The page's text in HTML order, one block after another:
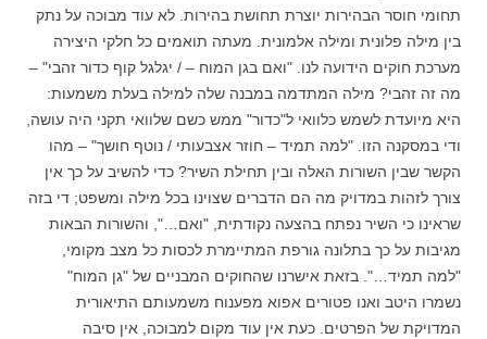
תחומי חוסר הבהירות יוצרת תחושת בהירות. לא עוד מבוכה על נתק
בין מילה פלונית ומילה אלמונית. מעתה תואמים כל חלקי היצירה
מערכת חוקים הידועה לנו. "ואם בגן המוח – / יגלגל קוף כדור זהבי" –
מה זה זהבי? מילה המתדמה במבנה שלה למילה בעלת משמעות:
היא מיועדת לשמש כלוואי ל"כדור" ממש כשם שלוואי תקני היה עושה,
ודי במסקנה הזו. "למה תמיד – חוזר אצבעותי / נוטף חושך" – מהו
הקשר שבין השורות האלה ובין תחילת השיר? כדי להשיב על כך אין
צורך לזהות במדויק מה הם הדברים שצוינו בכל מילה ומשפט; די בזה
שראינו כי השיר נפתח בהצעה נקודתית, "ואם…", והשורות הבאות
מגיבות על כך בתלונה גורפת המתיימרת לכסות כל מצב מקומי,
"למה תמיד…". בזאת אישרנו שהחוקים המבניים של "גן המוח"
נשמרו היטב ואנו פטורים אפוא מפענוח משמעותם התיאורית
המדויקת של הפרטים. כעת אין עוד מקום למבוכה, אין סיבה